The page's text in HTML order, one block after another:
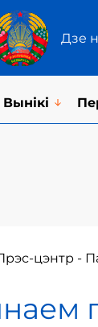
Дзе
Вынікі
цэнтр -